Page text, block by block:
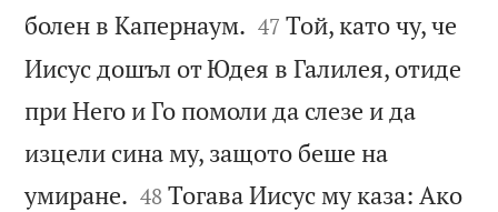
болен в Капернаум. 

47 Той, като чу, че
Иисус дошъл от Юдея в Галилея, отиде
при Него и Го помоли да слезе и да
изцели сина му, защото беше на
умиране. 

48 Тогава Иисус му каза: Ако